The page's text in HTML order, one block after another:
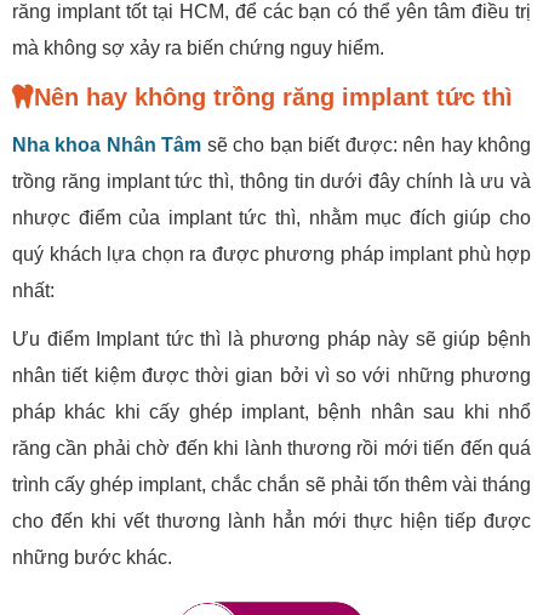
răng implant tốt tại HCM, để các bạn có thể yên tâm điều trị
mà không sợ xảy ra biến chứng nguy hiểm.
Nên hay không trồng răng implant tức thì
Nha khoa Nhân Tâm sẽ cho bạn biết được: nên hay không
trồng răng implant tức thì, thông tin dưới đây chính là ưu và
nhược điểm của implant tức thì, nhằm mục đích giúp cho
quý khách lựa chọn ra được phương pháp implant phù hợp
nhất:
Ưu điểm Implant tức thì là phương pháp này sẽ giúp bệnh
nhân tiết kiệm được thời gian bởi vì so với những phương
pháp khác khi cấy ghép implant, bệnh nhân sau khi nhổ
răng cần phải chờ đến khi lành thương rồi mới tiến đến quá
trình cấy ghép implant, chắc chắn sẽ phải tốn thêm vài tháng
cho đến khi vết thương lành hẳn mới thực hiện tiếp được
những bước khác.